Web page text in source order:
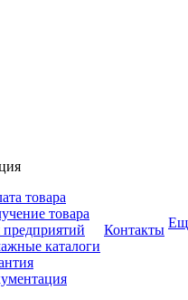
товара
товара
предприятий
каталоги
Контакты